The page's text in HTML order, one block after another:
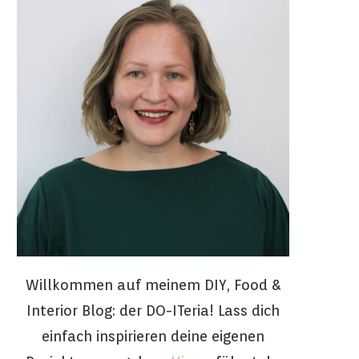
Willkommen auf meinem DIY, Food &
Interior Blog: der DO-ITeria! Lass dich
einfach inspirieren deine eigenen